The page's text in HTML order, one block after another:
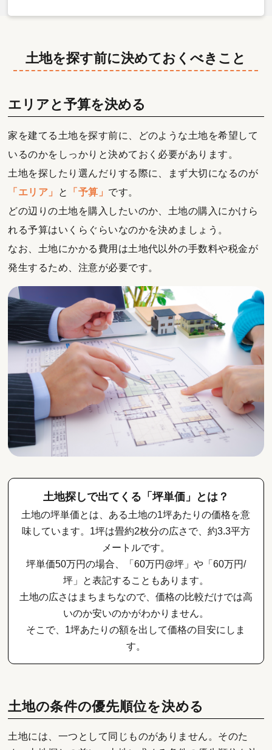
土地を探す前に決めておくべきこと
エリアと予算を決める
家を建てる土地を探す前に、どのような土地を希望して
いるのかをしっかりと決めておく必要があります。
土地を探したり選んだりする際に、まず大切になるのが
「エリア」
と 「予算」 です。
どの辺りの土地を購入したいのか、土地の購入にかけら
れる予算はいくらぐらいなのかを決めましょう。
なお、土地にかかる費用は土地代以外の手数料や税金が
発生するため、注意が必要です。
土地探しで出てくる「坪単価」とは？
土地の坪単価とは、ある土地の1坪あたりの価格を意
味しています。1坪は畳約2枚分の広さで、約3.3平方
メートルです。
坪単価50万円の場合、「60万円@坪」や「60万円/
坪」と表記することもあります。
土地の広さはまちまちなので、価格の比較だけでは高
いのか安いのかがわかりません。
そこで、1坪あたりの額を出して価格の目安にしま
す。
土地の条件の優先順位を決める
土地には、一つとして同じものがありません。そのた